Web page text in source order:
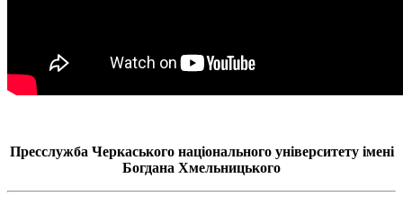
Пресслужба Черкаського національного університету імені
Богдана Хмельницького